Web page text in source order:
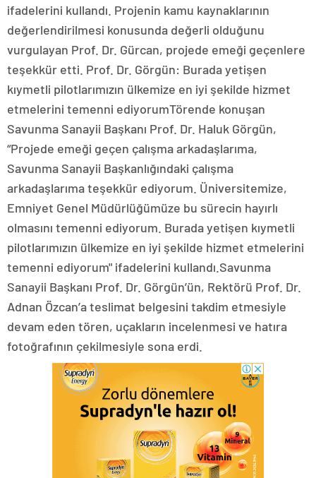
ifadelerini kullandı. Projenin kamu kaynaklarının
değerlendirilmesi konusunda değerli olduğunu
vurgulayan Prof. Dr. Gürcan, projede emeği geçenlere
teşekkür etti. Prof. Dr. Görgün: Burada yetişen
kıymetli pilotlarımızın ülkemize en iyi şekilde hizmet
etmelerini temenni ediyorumTörende konuşan
Savunma Sanayii Başkanı Prof. Dr. Haluk Görgün,
“Projede emeği geçen çalışma arkadaşlarıma,
Savunma Sanayii Başkanlığındaki çalışma
arkadaşlarıma teşekkür ediyorum. Üniversitemize,
Emniyet Genel Müdürlüğümüze bu sürecin hayırlı
olmasını temenni ediyorum. Burada yetişen kıymetli
pilotlarımızın ülkemize en iyi şekilde hizmet etmelerini
temenni ediyorum" ifadelerini kullandı.Savunma
Sanayii Başkanı Prof. Dr. Görgün’ün, Rektörü Prof. Dr.
Adnan Özcan’a teslimat belgesini takdim etmesiyle
devam eden tören, uçakların incelenmesi ve hatıra
fotoğrafının çekilmesiyle sona erdi.